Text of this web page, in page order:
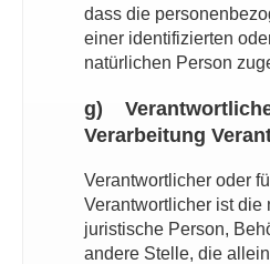
dass die
einer identifizierten
natürlichen Person
g)
Verarbeitung
Verantwortlicher oder
Verantwortlicher ist die
juristische Person,
andere Stelle, die